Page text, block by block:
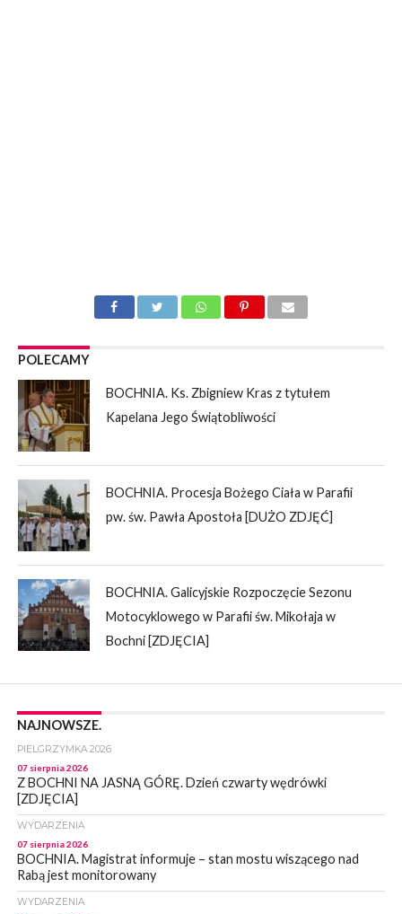
POLECAMY
BOCHNIA. Ks. Zbigniew Kras z tytułem
Kapelana Jego Świątobliwości
BOCHNIA. Procesja Bożego Ciała w Parafii
pw. św. Pawła Apostoła [DUŻO ZDJĘĆ]
BOCHNIA. Galicyjskie Rozpoczęcie Sezonu
Motocyklowego w Parafii św. Mikołaja w
Bochni [ZDJĘCIA]
NAJNOWSZE.
PIELGRZYMKA 2026
07 sierpnia 2026
Z BOCHNI NA JASNĄ GÓRĘ. Dzień czwarty wędrówki
[ZDJĘCIA]
WYDARZENIA
07 sierpnia 2026
BOCHNIA. Magistrat informuje – stan mostu wiszącego nad
Rabą jest monitorowany
WYDARZENIA